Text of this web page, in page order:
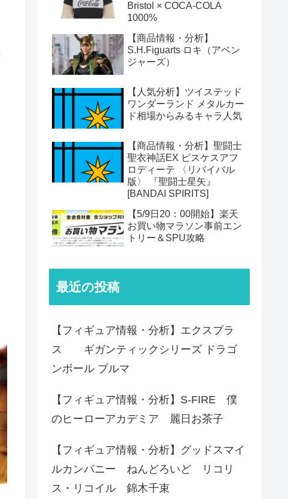
Bristol × COCA-COLA
1000%
【商品情報・分析】
S.H.Figuarts ロキ（アベン
ジャーズ）
【人気分析】ツイステッド
ワンダーランド メタルカー
ド相場からみるキャラ人気
【商品情報・分析】聖闘士
聖衣神話EX ピスケスアフ
ロディーテ 〈リバイバル
版〉 『聖闘士星矢』
[BANDAI SPIRITS]
【5/9日20：00開始】楽天
お買い物マラソン事前エン
トリー＆SPU攻略
最近の投稿
【フィギュア情報・分析】エクスプラ
ス ギガンティックシリーズ ドラゴ
ンボール ブルマ
【フィギュア情報・分析】S-FIRE 僕
のヒーローアカデミア 麗日お茶子
【フィギュア情報・分析】グッドスマイ
ルカンパニー ねんどろいど リコリ
ス・リコイル 錦木千束